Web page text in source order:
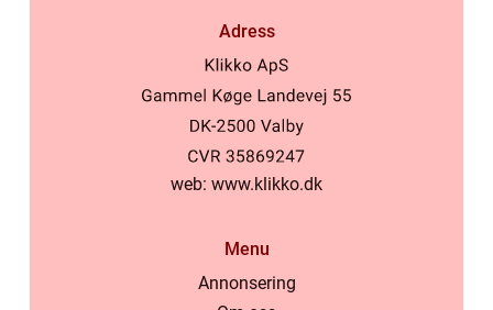
Adress
web: www.klikko.dk
Menu
Annonsering